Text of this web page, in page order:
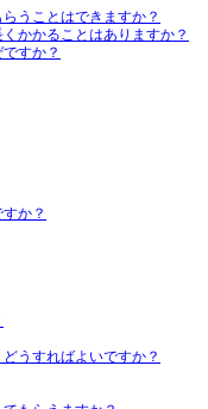
うことはできますか？
かかることはありますか？
すか？
か？
うすればよいですか？